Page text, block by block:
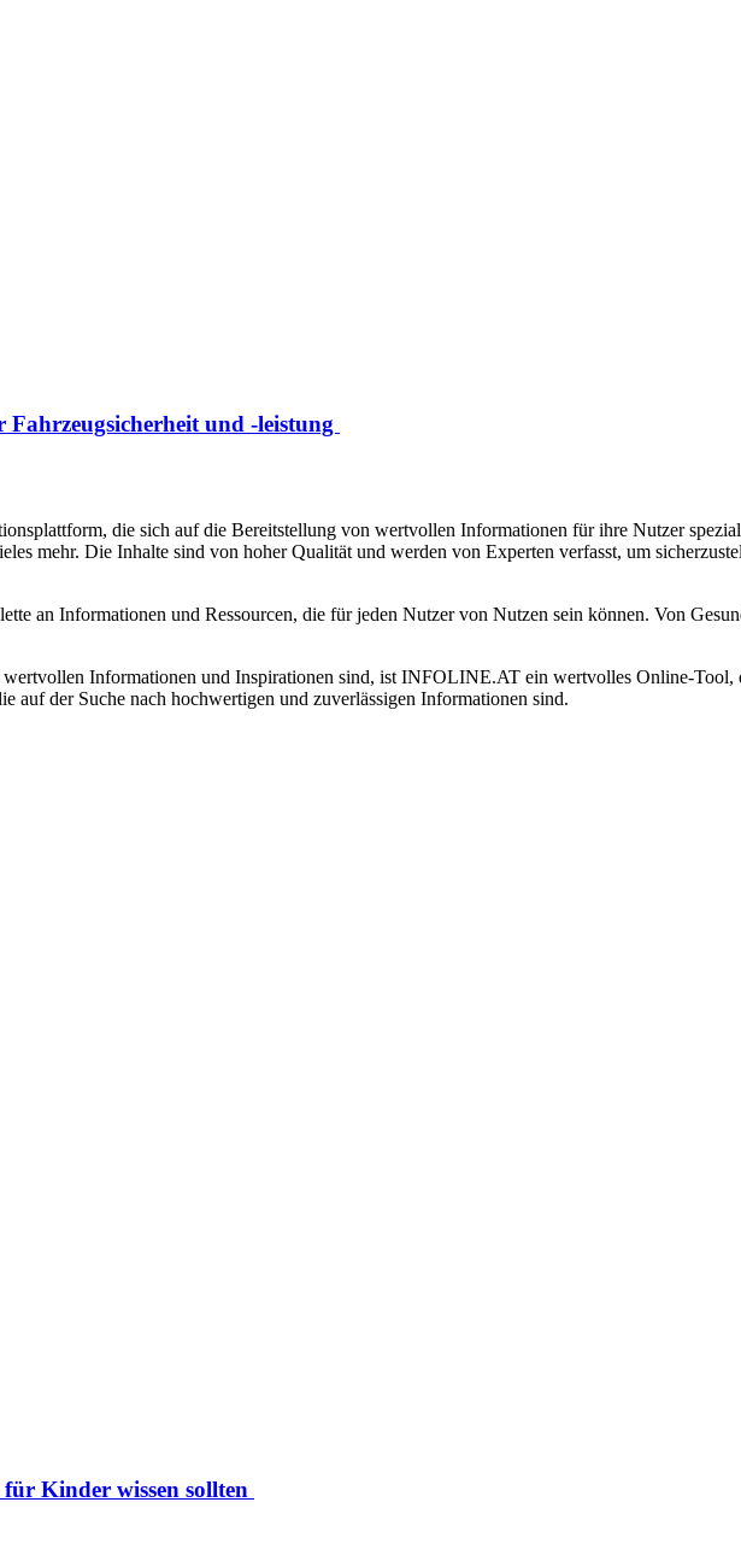
und -leistung
die sich auf die Bereitstellung von wertvollen Informationen für ihre Nutzer
mehr. Die Inhalte sind von hoher Qualität und werden von Experten verfasst, um
an Informationen und Ressourcen, die für jeden Nutzer von Nutzen sein können. Von
wertvollen Informationen und Inspirationen sind, ist INFOLINE.AT ein wertvolles Online-
auf der Suche nach hochwertigen und zuverlässigen Informationen sind.
Kinder wissen sollten